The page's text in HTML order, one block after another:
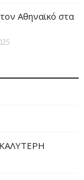
Αθηναϊκό στα